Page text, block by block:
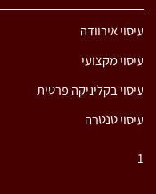
עיסוי אירוודה
עיסוי מקצועי
עיסוי בקליניקה פרטית
עיסוי טנטרה
1